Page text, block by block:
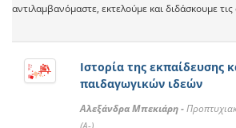
αντιλαμβανόμαστε, εκτελούμε και διδάσκουμε
Ιστορία της εκπαίδευσης
παιδαγωγικών ιδεών
Αλεξάνδρα Μπεκιάρη -